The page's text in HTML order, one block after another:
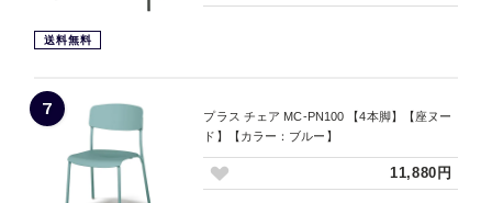
送料無料
7
プラス チェア MC-PN100 【4本脚】【座ヌー
ド】【カラー：ブルー】
11,880円